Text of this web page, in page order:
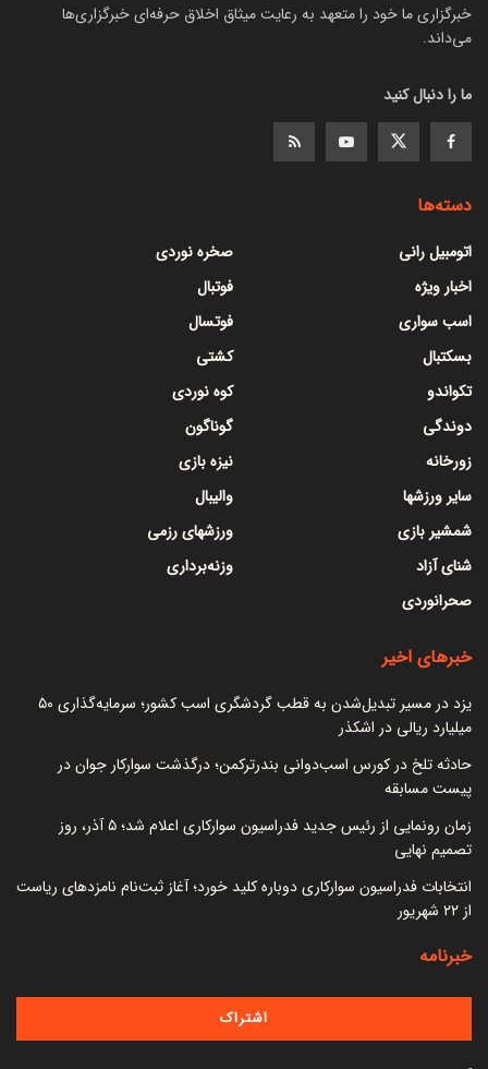
خبرگزاری ما خود را متعهد به رعایت میثاق اخلاق حرفه‌ای خبرگزاری‌ها
می‌داند.
ما را دنبال کنید
دسته‌ها
اتومبیل رانی
اخبار ویژه
اسب سواری
بسکتبال
تکواندو
دوندگی
زورخانه
سایر ورزشها
شمشیر بازی
شنای آزاد
صحرانوردی
صخره نوردی
فوتبال
فوتسال
کشتی
کوه نوردی
گوناگون
نیزه بازی
والیبال
ورزشهای رزمی
وزنه‌برداری
خبرهای اخیر
یزد در مسیر تبدیل‌شدن به قطب گردشگری اسب کشور؛ سرمایه‌گذاری ۵۰
میلیارد ریالی در اشکذر
حادثه تلخ در کورس اسب‌دوانی بندرترکمن؛ درگذشت سوارکار جوان در
پیست مسابقه
زمان رونمایی از رئیس جدید فدراسیون سوارکاری اعلام شد؛ ۵ آذر، روز
تصمیم نهایی
انتخابات فدراسیون سوارکاری دوباره کلید خورد؛ آغاز ثبت‌نام نامزدهای ریاست
از ۲۲ شهریور
خبرنامه